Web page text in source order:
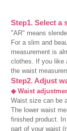
Step1. Select a
"AR" means
For a slim and
measurement is
clothes. If you like
the waist
Step2. Adjust
◆ Waist
Waist size can be
The lower waist
finished product.
part of your waist